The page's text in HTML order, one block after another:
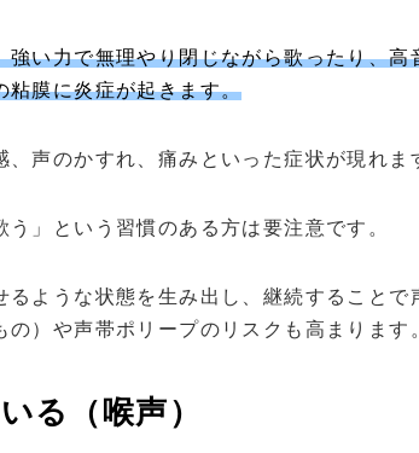
強い力で無理やり閉じながら歌ったり、高
粘膜に炎症が起きます。
声のかすれ、痛みといった症状が現れま
」という習慣のある方は要注意です。
ような状態を生み出し、継続することで
）や声帯ポリープのリスクも高まります
る（喉声）